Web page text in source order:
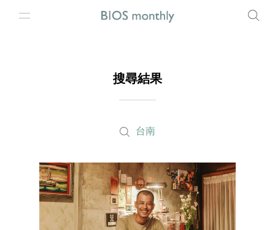
搜尋結果
台南